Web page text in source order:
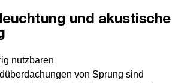
und akustische
nutzbaren
von Sprung sind